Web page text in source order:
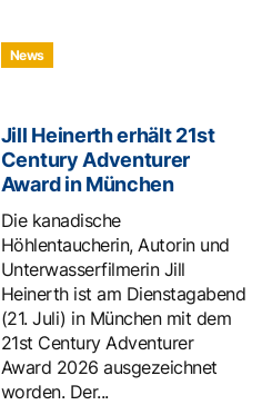
News
Jill Heinerth erhält 21st
Century Adventurer
Award in München
Die kanadische
Höhlentaucherin, Autorin und
Unterwasserfilmerin Jill
Heinerth ist am Dienstagabend
(21. Juli) in München mit dem
21st Century Adventurer
Award 2026 ausgezeichnet
worden. Der...